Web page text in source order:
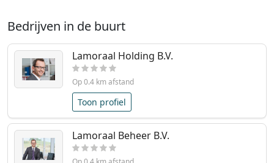
Bedrijven in de buurt
Lamoraal Holding B.V.
Op 0.4 km afstand
Toon profiel
Lamoraal Beheer B.V.